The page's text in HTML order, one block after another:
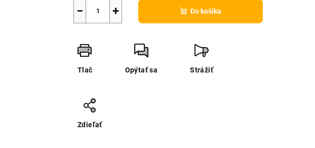
+
− Do košíka
Tlač Opýtať sa Strážiť
Zdieľať